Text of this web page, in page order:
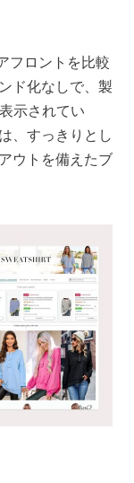
フロントを比較
ド化なしで、製
示されてい
、すっきりとし
ウトを備えたブ